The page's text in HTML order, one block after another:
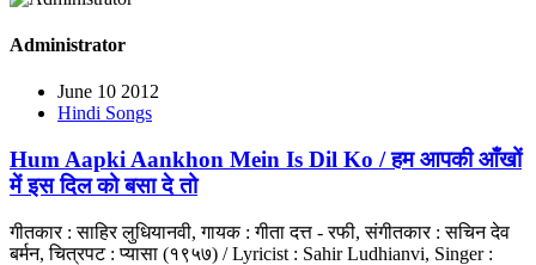
Administrator
June 10 2012
Hindi Songs
Hum Aapki Aankhon Mein Is Dil Ko / हम आपकी आँखों
में इस दिल को बसा दे तो
गीतकार : साहिर लुधियानवी, गायक : गीता दत्त - रफी, संगीतकार : सचिन देव
बर्मन, चित्रपट : प्यासा (१९५७) / Lyricist : Sahir Ludhianvi, Singer :